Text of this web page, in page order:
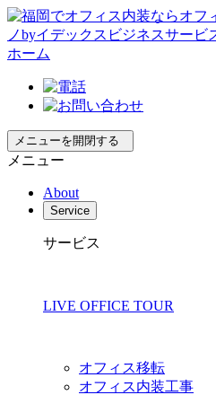
ホーム
メニューを開閉する
メニュー
About
Service
サービス
LIVE OFFICE TOUR
オフィス移転
オフィス内装工事